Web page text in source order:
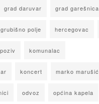
grad daruvar grad garešnica
grubišno polje hercegovac
komunalac
koncert marko marušić
odvoz općina kapela